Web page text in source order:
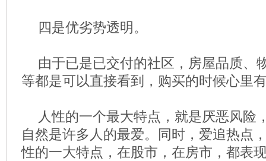
四是优劣势透明。
由于已是已交付的社区，房屋品质、
等都是可以直接看到，购买的时候心里
人性的一个最大特点，就是厌恶风险
自然是许多人的最爱。同时，爱追热点
性的一大特点，在股市，在房市，都表